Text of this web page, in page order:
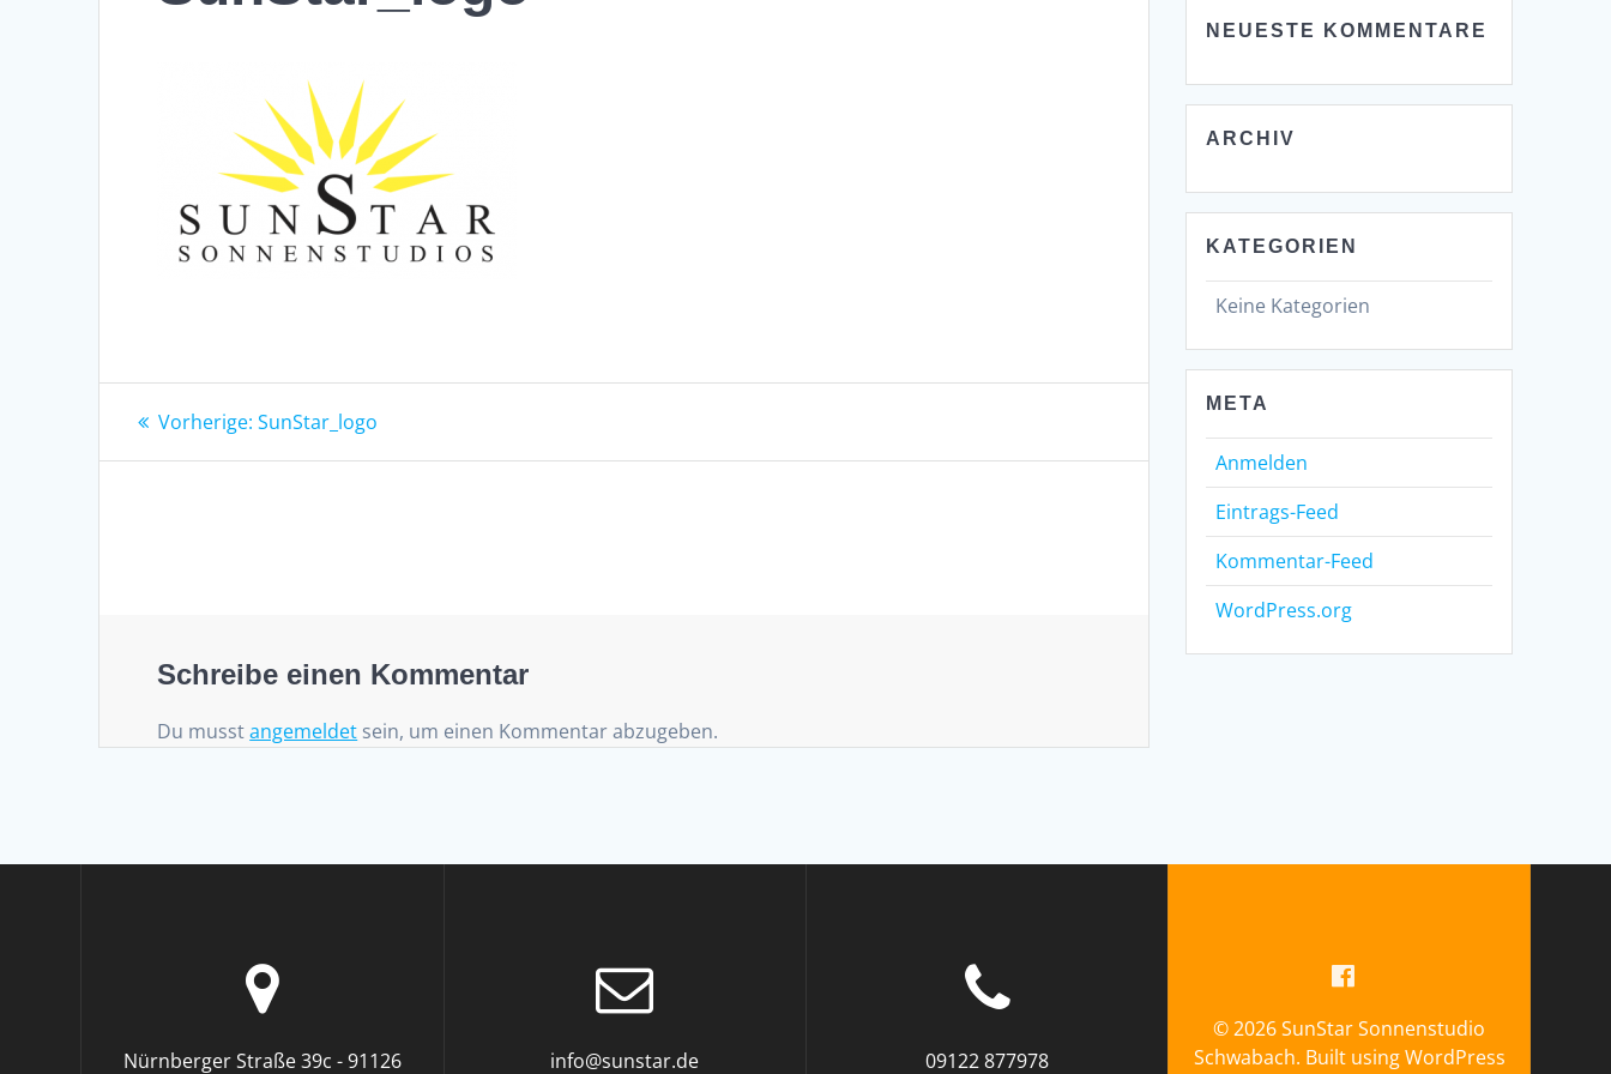
Beitragsnavigation
Vorherige: Vorheriger
SunStar_logo
Schreibe einen Kommentar
Du musstangemeldet sein, um einen Kommentar abzugeben.
NEUESTE KOMMENTARE
ARCHIV
KATEGORIEN
Keine Kategorien
META
Anmelden
Eintrags-Feed
Kommentar-Feed
WordPress.org
Nürnberger Straße 39c - 91126 info@sunstar.de 09122 877978
© 2026 SunStar Sonnenstudio
Schwabach. Built using WordPress